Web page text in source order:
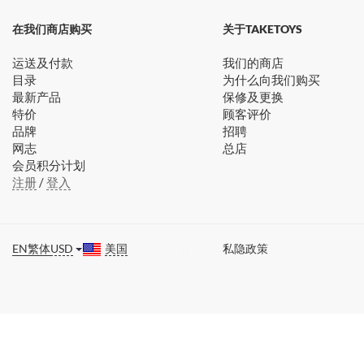
在我们商店购买
运送及付款
目录
最新产品
特价
品牌
网志
会员积分计划
注册/登入
关于TAKETOYS
我们的商店
为什么向我们购买
保修及更换
顾客评价
招聘
总店
EN繁体USD 美国 私隐政策